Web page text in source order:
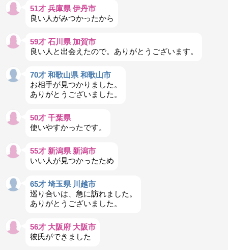
51才 兵庫県 伊丹市
良い人がみつかったから
59才 石川県 加賀市
良い人と出会えたので。ありがとうございます。
70才 和歌山県 和歌山市
お相手が見つかりました。
ありがとうございました。
50才 千葉県
使いやすかったです。
55才 新潟県 新潟市
いい人が見つかったため
65才 埼玉県 川越市
巡り合いは、急に訪れました。
ありがとうございました。
56才 大阪府 大阪市
彼氏ができました